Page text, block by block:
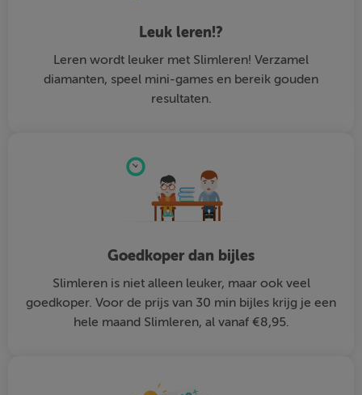
Leuk leren!?
Leren wordt leuker met Slimleren! Verzamel
diamanten, speel mini-games en bereik gouden
resultaten.
Goedkoper dan bijles
Slimleren is niet alleen leuker, maar ook veel
goedkoper. Voor de prijs van 30 min bijles krijg je een
hele maand Slimleren, al vanaf €8,95.